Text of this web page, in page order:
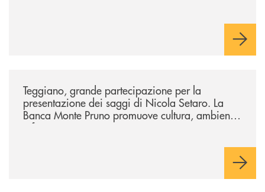
Teggiano, grande partecipazione per la
presentazione dei saggi di Nicola Setaro. La
Banca Monte Pruno promuove cultura, ambiente
e futuro